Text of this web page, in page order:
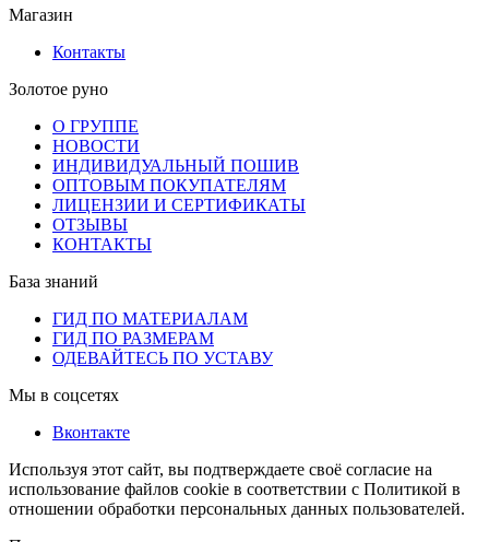
Магазин
Контакты
Золотое руно
О ГРУППЕ
НОВОСТИ
ИНДИВИДУАЛЬНЫЙ ПОШИВ
ОПТОВЫМ ПОКУПАТЕЛЯМ
ЛИЦЕНЗИИ И СЕРТИФИКАТЫ
ОТЗЫВЫ
КОНТАКТЫ
База знаний
ГИД ПО МАТЕРИАЛАМ
ГИД ПО РАЗМЕРАМ
ОДЕВАЙТЕСЬ ПО УСТАВУ
Мы в соцсетях
Вконтакте
Используя этот сайт, вы подтверждаете своё согласие на
использование файлов cookie в соответствии с Политикой в
отношении обработки персональных данных пользователей.